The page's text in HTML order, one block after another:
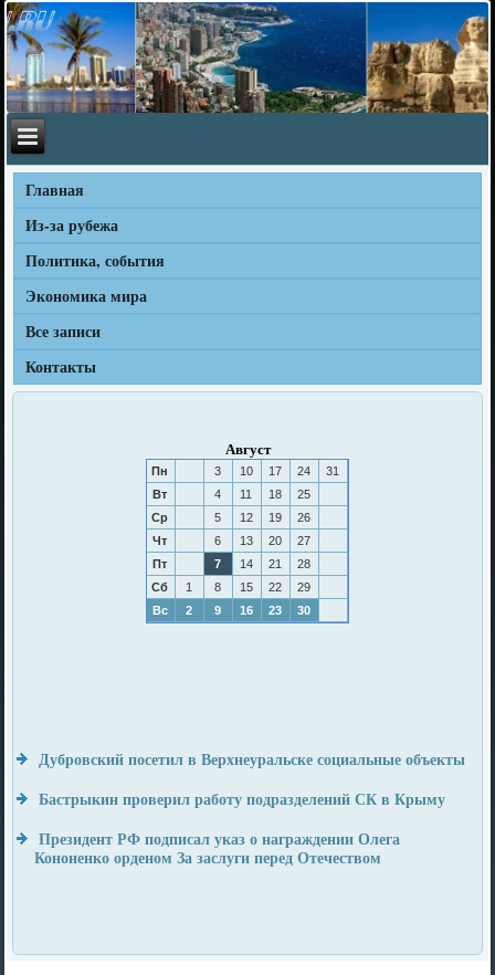
Главная
Из-за рубежа
Политика, события
Экономика мира
Все записи
Контакты
Август
Пн 3 10 17 24
31
Вт
4 11 18
25
Ср
5 12 19
26
Чт
6 13 20
27
Пт
7 14 21
28
Сб
1 8 15 22
29
Вс
2 9 16 23 30
Дубровский посетил в Верхнеуральске социальные объекты
Бастрыкин проверил работу подразделений СК в Крыму
Президент РФ подписал указ о награждении Олега
Кононенко орденом За заслуги перед Отечеством